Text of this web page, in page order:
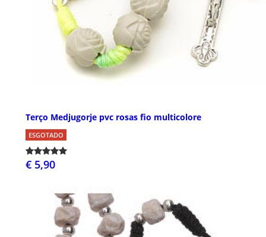
Terço Medjugorje pvc rosas fio multicolore
ESGOTADO
€ 5,90